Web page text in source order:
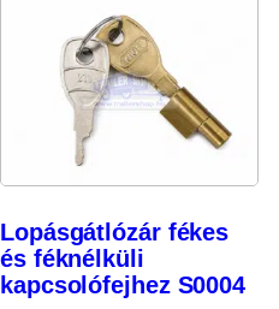
Lopásgátlózár fékes
és féknélküli
kapcsolófejhez S0004